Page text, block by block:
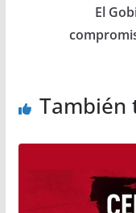
El
También